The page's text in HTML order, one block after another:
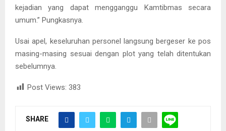
kejadian yang dapat mengganggu Kamtibmas secara
umum.” Pungkasnya.
Usai apel, keseluruhan personel langsung bergeser ke pos
masing-masing sesuai dengan plot yang telah ditentukan
sebelumnya.
Post Views: 383
SHARE